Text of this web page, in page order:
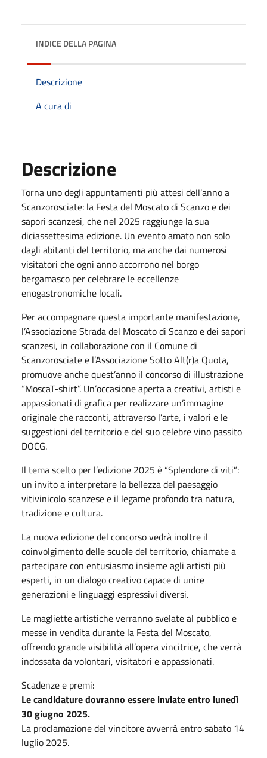
INDICE DELLA PAGINA
Descrizione
A cura di
Descrizione
Torna uno degli appuntamenti più attesi dell’anno a
Scanzorosciate: la Festa del Moscato di Scanzo e dei
sapori scanzesi, che nel 2025 raggiunge la sua
diciassettesima edizione. Un evento amato non solo
dagli abitanti del territorio, ma anche dai numerosi
visitatori che ogni anno accorrono nel borgo
bergamasco per celebrare le eccellenze
enogastronomiche locali.
Per accompagnare questa importante manifestazione,
l’Associazione Strada del Moscato di Scanzo e dei sapori
scanzesi, in collaborazione con il Comune di
Scanzorosciate e l’Associazione Sotto Alt(r)a Quota,
promuove anche quest’anno il concorso di illustrazione
“MoscaT-shirt”. Un’occasione aperta a creativi, artisti e
appassionati di grafica per realizzare un’immagine
originale che racconti, attraverso l’arte, i valori e le
suggestioni del territorio e del suo celebre vino passito
DOCG.
Il tema scelto per l’edizione 2025 è “Splendore di viti”:
un invito a interpretare la bellezza del paesaggio
vitivinicolo scanzese e il legame profondo tra natura,
tradizione e cultura.
La nuova edizione del concorso vedrà inoltre il
coinvolgimento delle scuole del territorio, chiamate a
partecipare con entusiasmo insieme agli artisti più
esperti, in un dialogo creativo capace di unire
generazioni e linguaggi espressivi diversi.
Le magliette artistiche verranno svelate al pubblico e
messe in vendita durante la Festa del Moscato,
offrendo grande visibilità all’opera vincitrice, che verrà
indossata da volontari, visitatori e appassionati.
Scadenze e premi:
Le candidature dovranno essere inviate entro lunedì
30 giugno 2025.
La proclamazione del vincitore avverrà entro sabato 14
luglio 2025.